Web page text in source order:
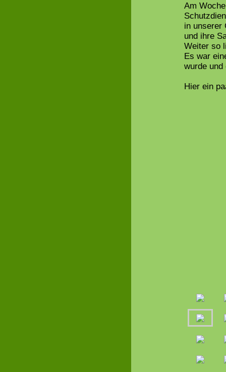
Am
in unserer
und ihre
Weiter so
Es war
wurde
Hier ein